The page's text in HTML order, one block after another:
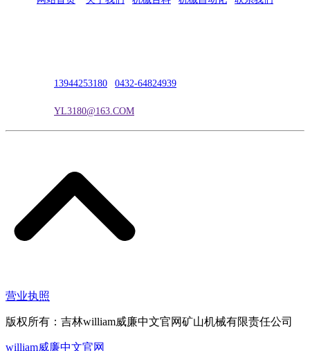
13944253180 0432-64824939
YL3180@163.COM
营业执照
版权所有：吉林william威廉中文官网矿山机械有限责任公司
william威廉中文官网